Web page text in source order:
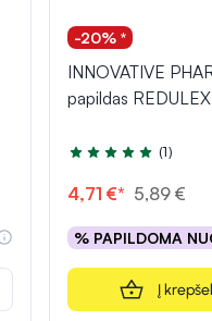
-20% *
INNOVATIVE
papildas
Įvertinimas 5.0 iš 5
(1)
4,71 €* 5,89 €
% PAPILDOMA
Į